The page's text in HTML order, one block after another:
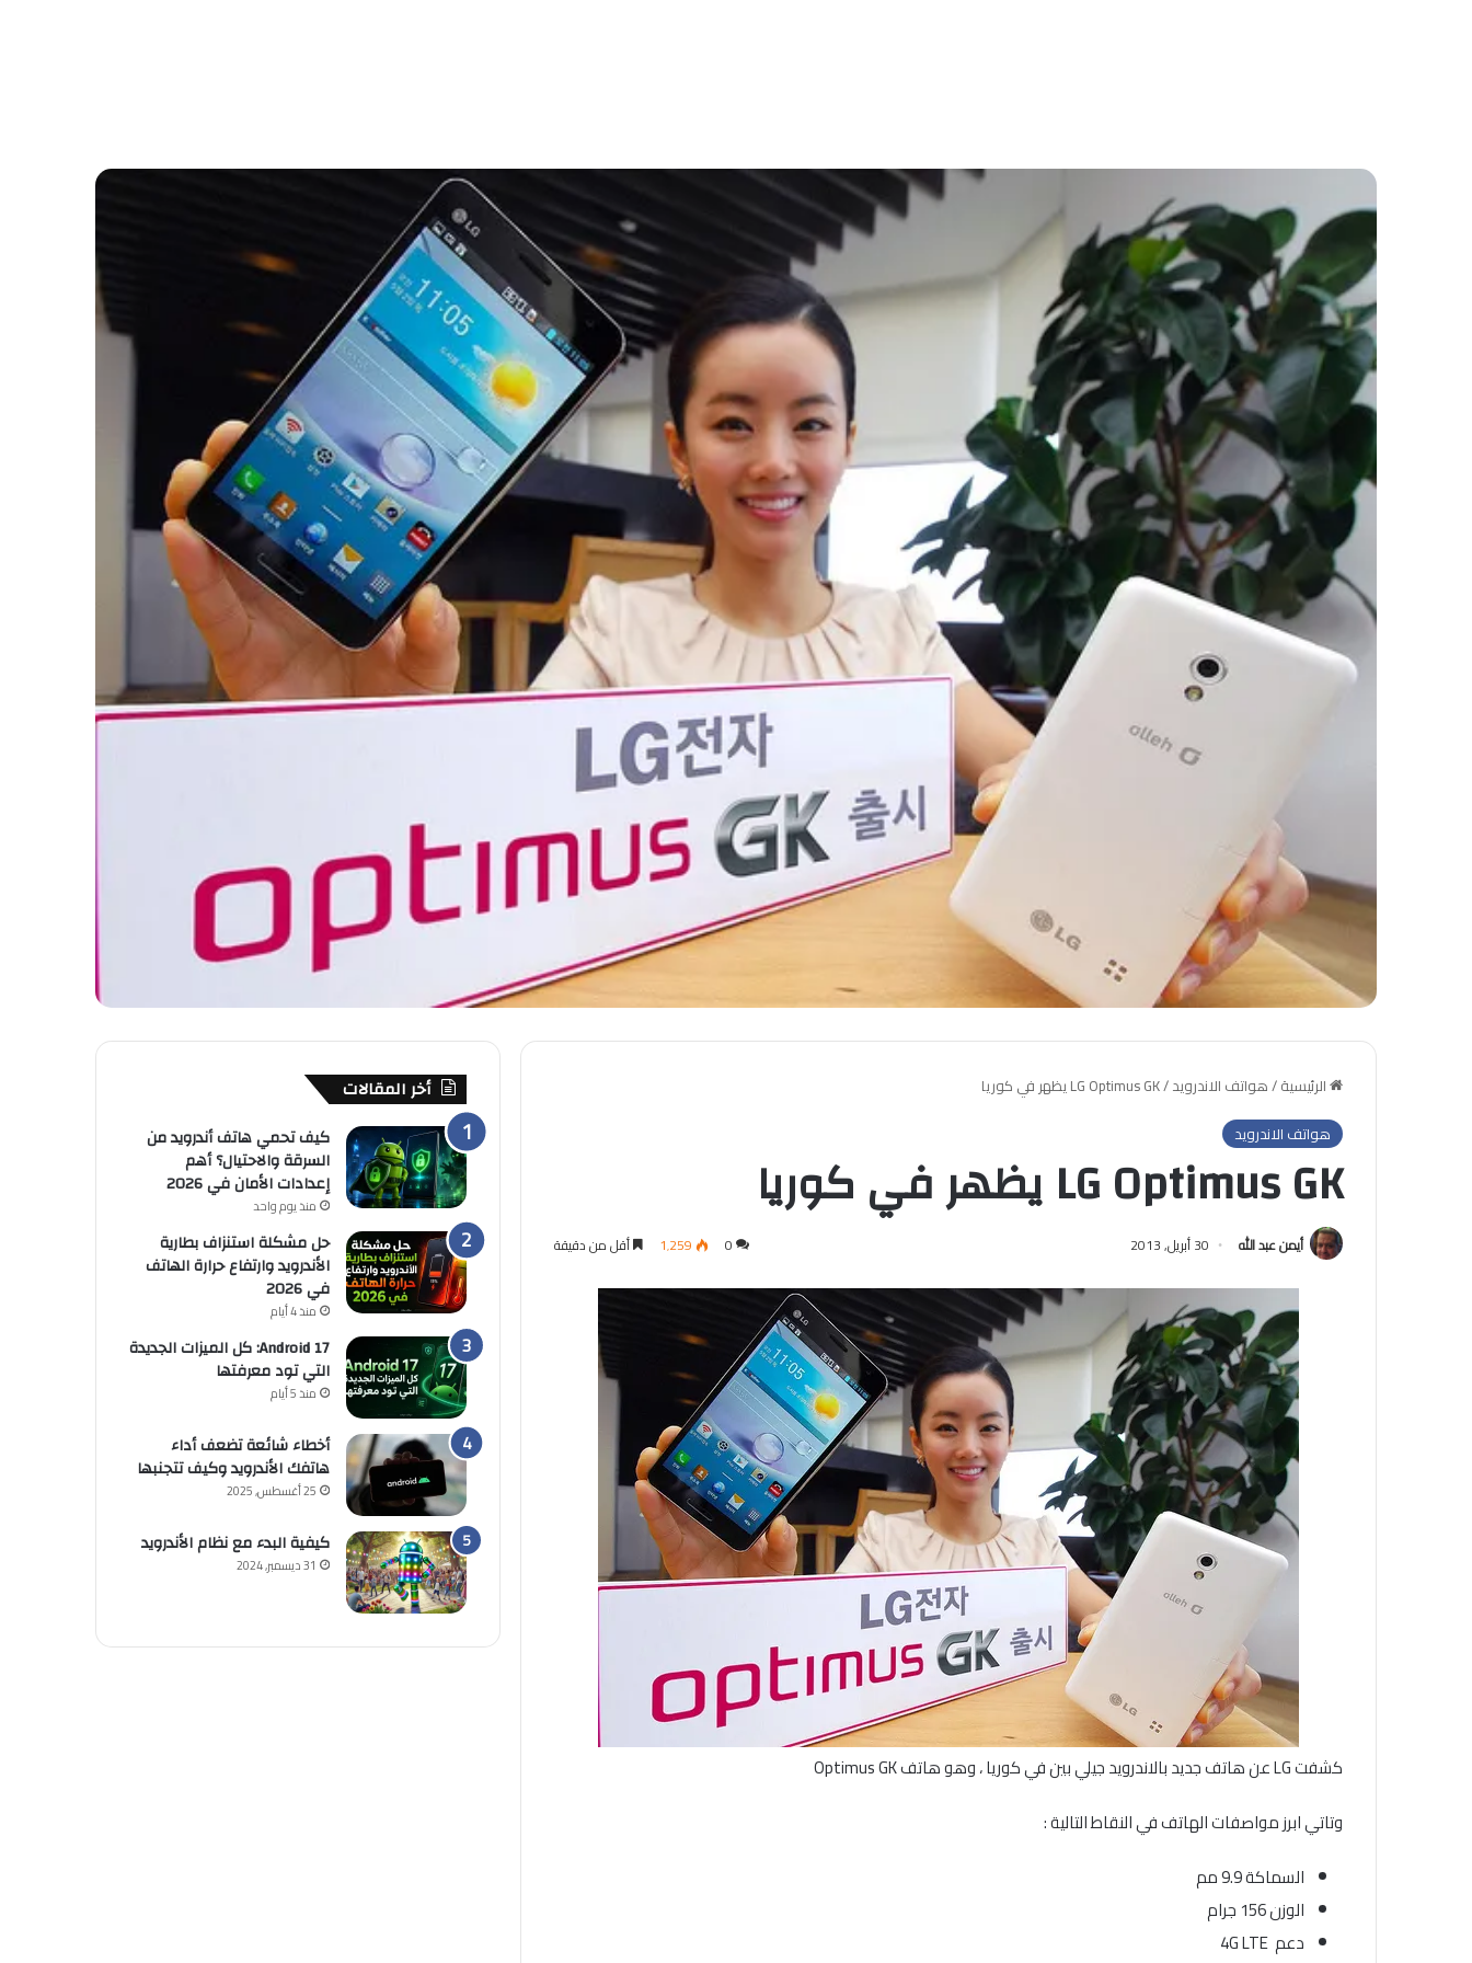
الرئيسية/هواتف الاندرويد/LG Optimus GK يظهر في كوريا
هواتف الاندرويد
LG Optimus GK يظهر في كوريا
أيمن عبد الله 30 أبريل, 2013 0 1٬259 أقل من دقيقة
كشفت LG عن هاتف جديد بالاندرويد جيلي بين في كوريا ، وهو هاتف Optimus GK
وتاتي ابرز مواصفات الهاتف في النقاط التالية :
السماكة 9.9 مم
الوزن 156 جرام
دعم 4G LTE
أخر المقالات
كيف تحمي هاتف أندرويد من
السرقة والاحتيال؟ أهم
إعدادات الأمان في 2026
منذ يوم واحد
حل مشكلة استنزاف بطارية
الأندرويد وارتفاع حرارة الهاتف
في 2026
منذ 4 أيام
Android 17: كل الميزات الجديدة
التي تود معرفتها
منذ 5 أيام
أخطاء شائعة تضعف أداء
هاتفك الأندرويد وكيف تتجنبها
25 أغسطس, 2025
كيفية البدء مع نظام الأندرويد
31 ديسمبر, 2024